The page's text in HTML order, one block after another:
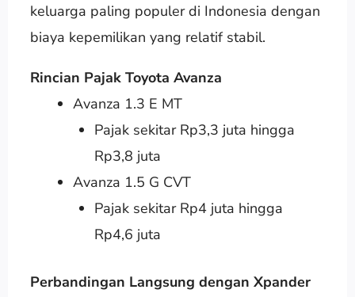
keluarga paling populer di Indonesia dengan
biaya kepemilikan yang relatif stabil.
Rincian Pajak Toyota Avanza
Avanza 1.3 E MT
Pajak sekitar Rp3,3 juta hingga
Rp3,8 juta
Avanza 1.5 G CVT
Pajak sekitar Rp4 juta hingga
Rp4,6 juta
Perbandingan Langsung dengan Xpander